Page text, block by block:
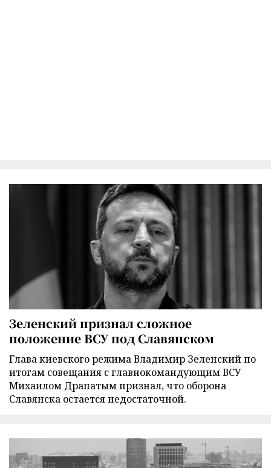
Зеленский признал сложное
положение ВСУ под Славянском
Глава киевского режима Владимир Зеленский по
итогам совещания с главнокомандующим ВСУ
Михаилом Драпатым признал, что оборона
Славянска остается недостаточной.